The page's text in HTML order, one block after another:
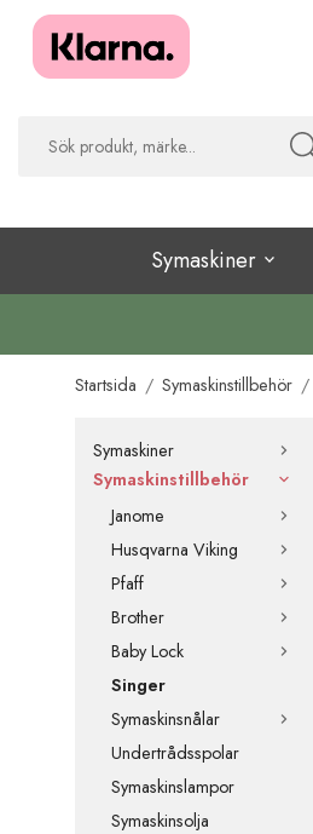
Symaskiner
Startsida / Symaskinstillbehör /
Symaskiner
Symaskinstillbehör
Janome
Husqvarna Viking
Pfaff
Brother
Baby Lock
Singer
Symaskinsnålar
Undertrådsspolar
Symaskinslampor
Symaskinsolja